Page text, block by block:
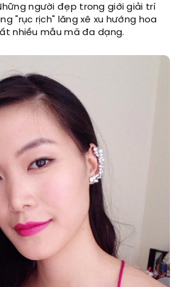
người đẹp trong giới giải trí
"rục rịch" lăng xê xu hướng hoa
nhiều mẫu mã đa dạng.